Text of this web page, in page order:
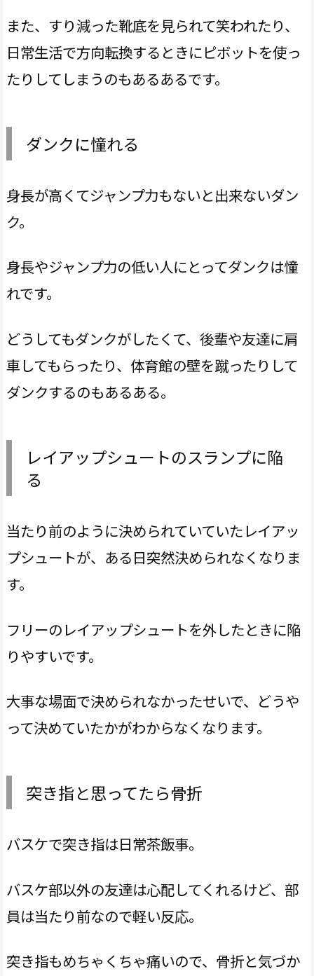
また、すり減った靴底を見られて笑われたり、
日常生活で方向転換するときにピボットを使っ
たりしてしまうのもあるあるです。
ダンクに憧れる
身長が高くてジャンプ力もないと出来ないダン
ク。
身長やジャンプ力の低い人にとってダンクは憧
れです。
どうしてもダンクがしたくて、後輩や友達に肩
車してもらったり、体育館の壁を蹴ったりして
ダンクするのもあるある。
レイアップシュートのスランプに陥
る
当たり前のように決められていていたレイアッ
プシュートが、ある日突然決められなくなりま
す。
フリーのレイアップシュートを外したときに陥
りやすいです。
大事な場面で決められなかったせいで、どうや
って決めていたかがわからなくなります。
突き指と思ってたら骨折
バスケで突き指は日常茶飯事。
バスケ部以外の友達は心配してくれるけど、部
員は当たり前なので軽い反応。
突き指もめちゃくちゃ痛いので、骨折と気づか